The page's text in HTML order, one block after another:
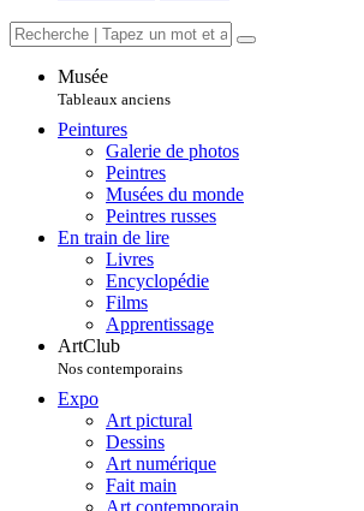
Musée
Tableaux anciens
Peintures
Galerie de photos
Peintres
Musées du monde
Peintres russes
En train de lire
Livres
Encyclopédie
Films
Apprentissage
ArtClub
Nos contemporains
Expo
Art pictural
Dessins
Art numérique
Fait main
Art contemporain